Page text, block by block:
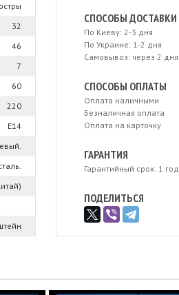
32
46
7
60
220
Е14
СПОСОБЫ ДОСТАВКИ
По Киеву: 2-3 дня
По Украине: 1-2 дня
Самовывоз: через 2 дня
СПОСОБЫ ОПЛАТЫ
Оплата наличными
Безналичная оплата
Оплата на карточку
ГАРАНТИЯ
Гарантийный срок: 1 год
ПОДЕЛИТЬСЯ